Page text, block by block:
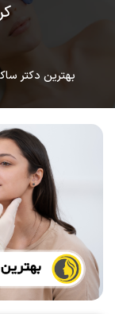
بهترین دکتر